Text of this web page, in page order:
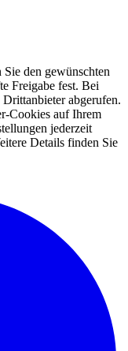
den gewünschten
Freigabe fest. Bei
abgerufen.
Cookies auf Ihrem
jederzeit
Details finden Sie